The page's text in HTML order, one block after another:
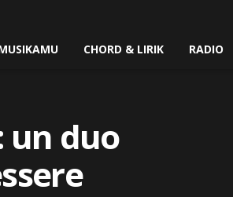
CHORD & LIRIK RADIO
un duo